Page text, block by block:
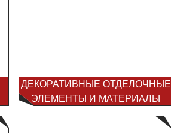
ДЕКОРАТИВНЫЕ ОТДЕЛОЧНЫЕ
ЭЛЕМЕНТЫ И МАТЕРИАЛЫ